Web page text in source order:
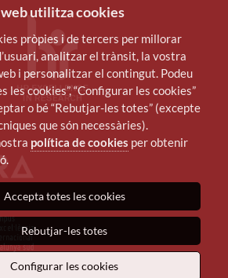
utilitza cookies
pròpies i de tercers per millorar
analitzar el trànsit, la vostra
i personalitzar el contingut. Podeu
les cookies”, “Configurar les cookies”
o bé “Rebutjar-les totes” (excepte
que són necessàries).
política de cookies per obtenir
Accepta totes les cookies
Rebutjar-les totes
Configurar les cookies